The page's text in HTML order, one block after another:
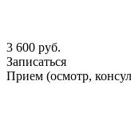
3 600 руб.
Записаться
Прием (осмотр,